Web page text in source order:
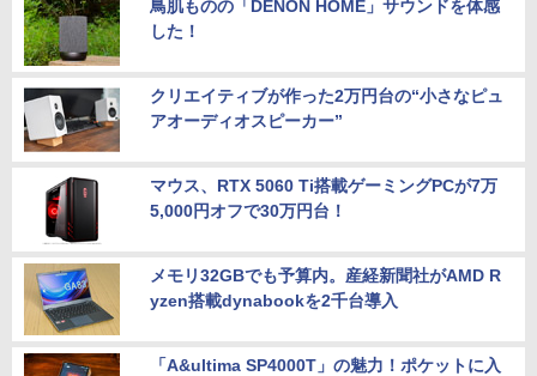
鳥肌ものの「DENON HOME」サウンドを体感
した！
クリエイティブが作った2万円台の“小さなピュ
アオーディオスピーカー”
マウス、RTX 5060 Ti搭載ゲーミングPCが7万
5,000円オフで30万円台！
メモリ32GBでも予算内。産経新聞社がAMD R
yzen搭載dynabookを2千台導入
「A&ultima SP4000T」の魅力！ポケットに入